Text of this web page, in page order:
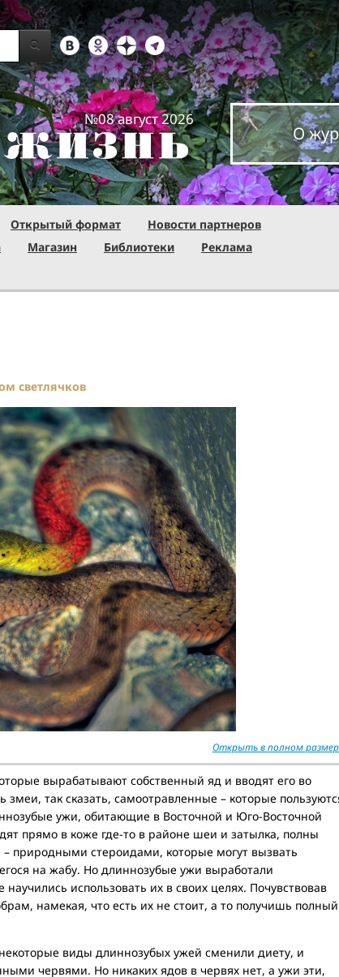
№08 август 2026
О
Открытый формат
Новости партнеров
Магазин Библиотеки
Реклама
светлячков
Открыть в полном
вырабатывают собственный яд и вводят его во
так сказать, самоотравленные – которые
ужи, обитающие в Восточной и Юго-Восточной
прямо в коже где-то в районе шеи и затылка, полны
природными стероидами, которые могут вызвать
на жабу. Но длиннозубые ужи выработали
использовать их в своих целях. Почувствовав
намекая, что есть их не стоит, а то получишь полный
виды длиннозубых ужей сменили диету, и
червями. Но никаких ядов в червях нет, а ужи эти,